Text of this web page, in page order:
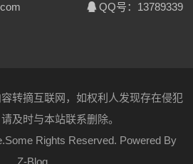
QQ号：13789339
转摘互联网，如权利人发现存在侵犯
及时与本站联系删除。
Rights Reserved. Powered By
Z-Blog.